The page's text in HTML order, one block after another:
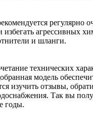
регулярно
избегать агрессивных
и шланги.
технических
модель
изучить отзывы,
Так вы
годы.